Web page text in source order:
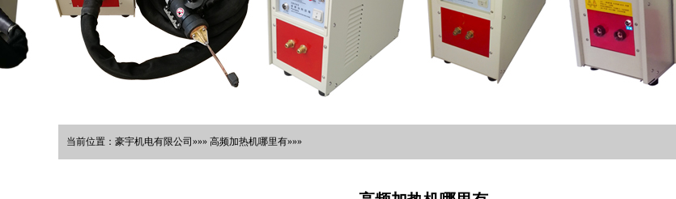
当前位置：豪宇机电有限公司»»» 高频加热机哪里有»»»